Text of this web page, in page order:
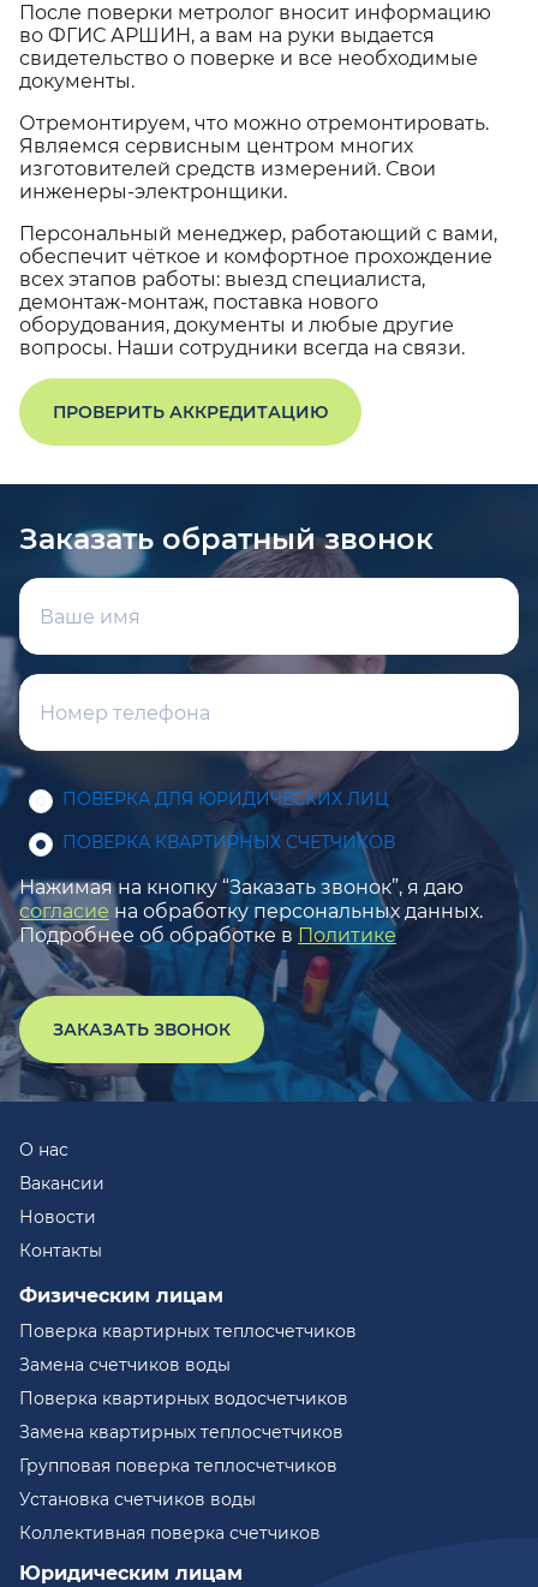
После поверки метролог вносит информацию
во ФГИС АРШИН, а вам на руки выдается
свидетельство о поверке и все необходимые
документы.
Отремонтируем, что можно отремонтировать.
Являемся сервисным центром многих
изготовителей средств измерений. Свои
инженеры-электронщики.
Персональный менеджер, работающий с вами,
обеспечит чёткое и комфортное прохождение
всех этапов работы: выезд специалиста,
демонтаж-монтаж, поставка нового
оборудования, документы и любые другие
вопросы. Наши сотрудники всегда на связи.
ПРОВЕРИТЬ АККРЕДИТАЦИЮ
Заказать обратный звонок
ПОВЕРКА ДЛЯ ЮРИДИЧЕСКИХ ЛИЦ
ПОВЕРКА КВАРТИРНЫХ СЧЕТЧИКОВ
Нажимая на кнопку “Заказать звонок”, я даю
согласие на обработку персональных данных.
Подробнее об обработке в Политике
ЗАКАЗАТЬ ЗВОНОК
О нас
Вакансии
Новости
Контакты
Физическим лицам
Поверка квартирных теплосчетчиков
Замена счетчиков воды
Поверка квартирных водосчетчиков
Замена квартирных теплосчетчиков
Групповая поверка теплосчетчиков
Установка счетчиков воды
Коллективная поверка счетчиков
Юридическим лицам